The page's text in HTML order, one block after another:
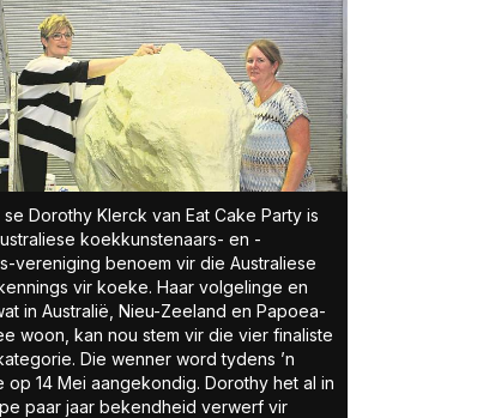
Dorothy Klerck van Eat Cake Party is
koekkunstenaars- en -
vereniging benoem vir die Australiese
vir koeke. Haar volgelinge en
in Australië, Nieu-Zeeland en Papoea-
woon, kan nou stem vir die vier finaliste
Die wenner word tydens ’n
op 14 Mei aangekondig. Dorothy het al in
paar jaar bekendheid verwerf vir